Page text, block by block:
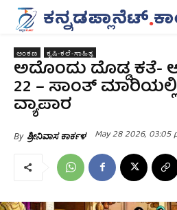
ಅಂಕಣ ಕೃಷಿ-ಕಲೆ-ಸಾಹಿತ್ಯ
ಅದೊಂದು ದೊಡ್ಡ ಕತೆ-
22 – ಸಾಂತ್‌
ವ್ಯಾಪಾರ
By ಶ್ರೀನಿವಾಸ ಕಾರ್ಕಳ May 28 2026, 03:05